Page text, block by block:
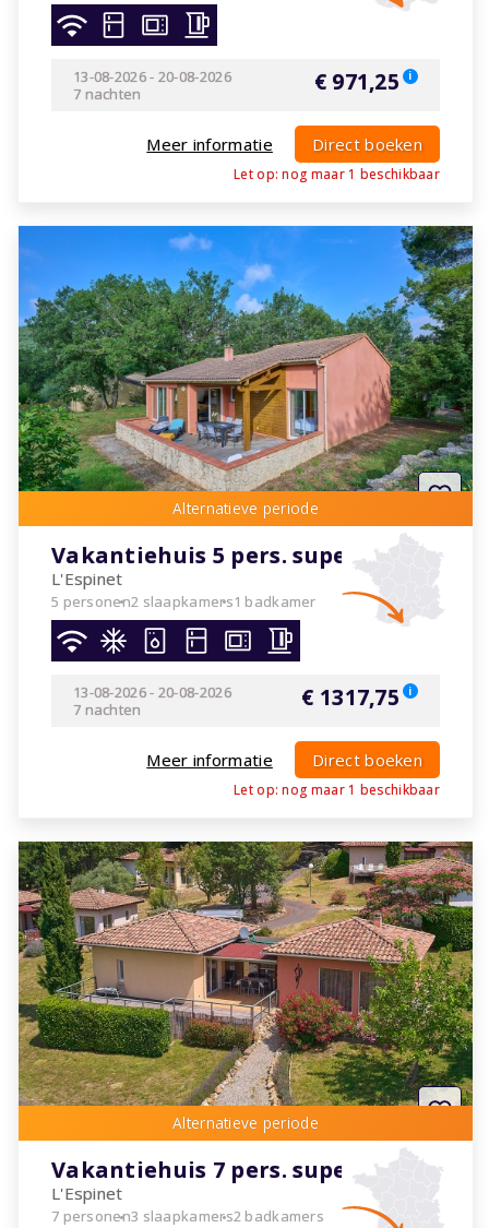
13-08-2026- 20-08-2026
7 nachten
€ 971,25 i
Meer informatie Direct boeken
Let op: nog maar1 beschikbaar
Vakantiehuis 5 pers. superieur
L'Espinet
5 personen2 slaapkamers1 badkamer
13-08-2026- 20-08-2026
7 nachten
€ 1317,75 i
Meer informatie Direct boeken
Let op: nog maar1 beschikbaar
Vakantiehuis 7 pers. superieur
L'Espinet
7 personen3 slaapkamers2 badkamers